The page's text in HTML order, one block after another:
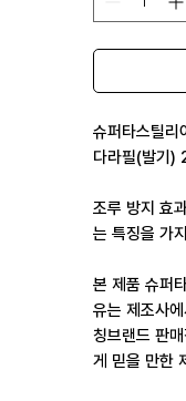
슈퍼타스틸
다라필(발기)
조루 방지 효
는 특징을 가
본 제품 슈퍼
유는 제조사
칭브랜드 판
게 믿을 만한